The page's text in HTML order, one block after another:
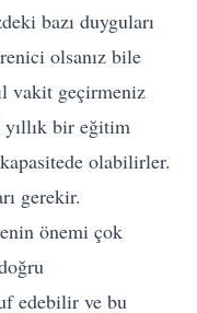
bazı duyguları
olsanız bile
vakit geçirmeniz
bir eğitim
olabilirler.
gerekir.
önemi çok
edebilir ve bu